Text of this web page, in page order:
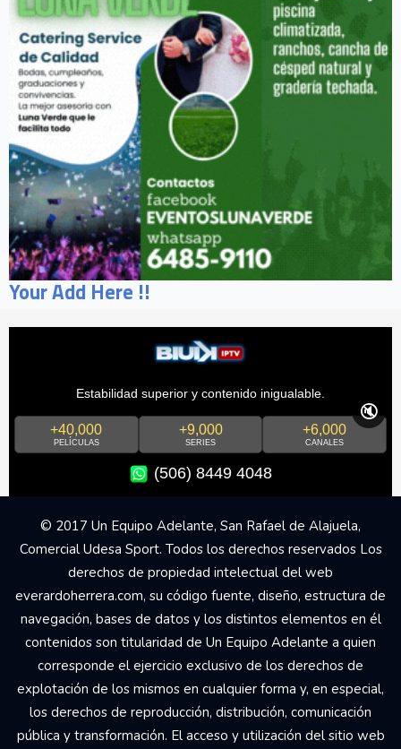
Your Add Here !!
Estabilidad superior y contenido inigualable.
+40,000
PELÍCULAS
+9,000
SERIES
+6,000
CANALES
(506) 8449 4048
🔇
© 2017 Un Equipo Adelante, San Rafael de Alajuela,
Comercial Udesa Sport. Todos los derechos reservados Los
derechos de propiedad intelectual del web
everardoherrera.com, su código fuente, diseño, estructura de
navegación, bases de datos y los distintos elementos en él
contenidos son titularidad de Un Equipo Adelante a quien
corresponde el ejercicio exclusivo de los derechos de
explotación de los mismos en cualquier forma y, en especial,
los derechos de reproducción, distribución, comunicación
pública y transformación. El acceso y utilización del sitio web